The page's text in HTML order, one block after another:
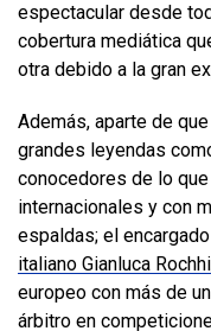
espectacular desde
cobertura mediática
otra debido a la gran
Además, aparte de
grandes leyendas
conocedores de lo
internacionales y con
espaldas; el
italiano Gianluca Rochhi
europeo con más de
árbitro en